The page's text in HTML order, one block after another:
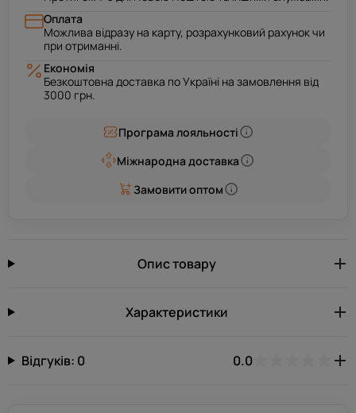
Оплата
Можлива відразу на карту, розрахунковий рахунок чи
при отриманні.
Економія
Безкоштовна доставка по Україні на замовлення від
3000 грн.
Програма лояльності
Міжнародна доставка
Замовити оптом
Опис товару
Характеристики
Відгуків: 0 0.0